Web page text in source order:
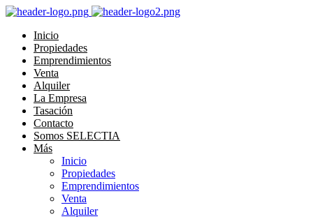
Inicio
Propiedades
Emprendimientos
Venta
Alquiler
La Empresa
Tasación
Contacto
Somos SELECTIA
Más
Inicio
Propiedades
Emprendimientos
Venta
Alquiler